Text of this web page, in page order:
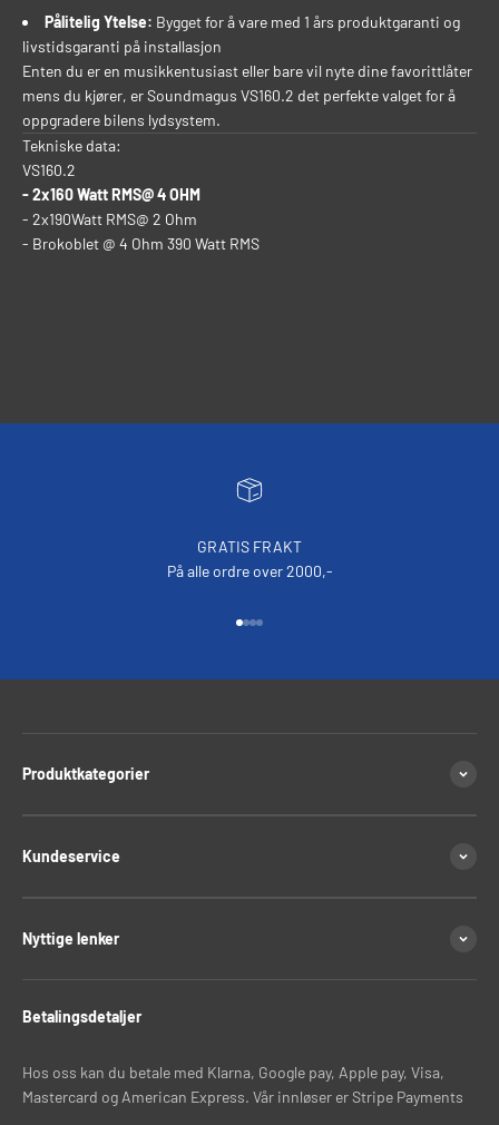
Pålitelig Ytelse: Bygget for å vare med 1 års produktgaranti og
livstidsgaranti på installasjon
Enten du er en musikkentusiast eller bare vil nyte dine favorittlåter
mens du kjører, er Soundmagus VS160.2 det perfekte valget for å
oppgradere bilens lydsystem.
Tekniske data:
VS160.2
- 2x160 Watt RMS@ 4 OHM
- 2x190Watt RMS@ 2 Ohm
- Brokoblet @ 4 Ohm 390 Watt RMS
GRATIS FRAKT
På alle ordre over 2000,-
Produktkategorier
Kundeservice
Nyttige lenker
Betalingsdetaljer
Hos oss kan du betale med Klarna, Google pay, Apple pay, Visa,
Mastercard og American Express. Vår innløser er Stripe Payments